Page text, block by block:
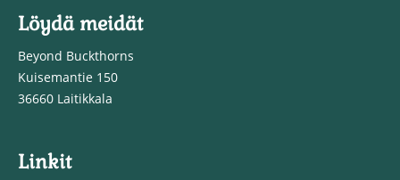
Löydä meidät
Beyond Buckthorns
Kuisemantie 150
36660 Laitikkala
Linkit